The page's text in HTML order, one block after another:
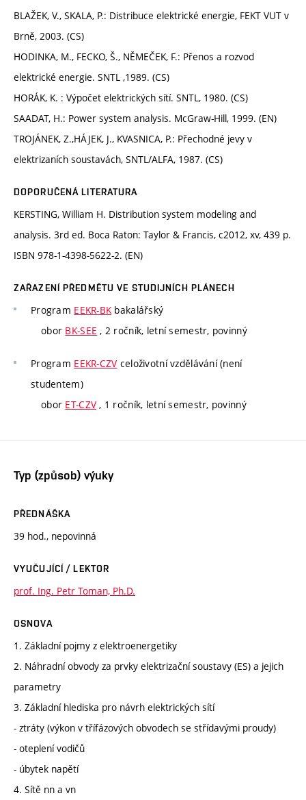
BLAŽEK, V., SKALA, P.: Distribuce elektrické energie, FEKT VUT v
Brně, 2003. (CS)
HODINKA, M., FECKO, Š., NĚMEČEK, F.: Přenos a rozvod
elektrické energie. SNTL ,1989. (CS)
HORÁK, K. : Výpočet elektrických sítí. SNTL, 1980. (CS)
SAADAT, H.: Power system analysis. McGraw-Hill, 1999. (EN)
TROJÁNEK, Z.,HÁJEK, J., KVASNICA, P.: Přechodné jevy v
elektrizaních soustavách, SNTL/ALFA, 1987. (CS)
DOPORUČENÁ LITERATURA
KERSTING, William H. Distribution system modeling and
analysis. 3rd ed. Boca Raton: Taylor & Francis, c2012, xv, 439 p.
ISBN 978-1-4398-5622-2. (EN)
ZAŘAZENÍ PŘEDMĚTU VE STUDIJNÍCH PLÁNECH
Program EEKR-BKbakalářský
obor BK-SEE , 2 ročník, letní semestr, povinný
Program EEKR-CZV celoživotní vzdělávání (není
studentem)
obor ET-CZV , 1 ročník, letní semestr, povinný
Typ (způsob) výuky
PŘEDNÁŠKA
39 hod., nepovinná
VYUČUJÍCÍ / LEKTOR
prof. Ing. Petr Toman, Ph.D.
OSNOVA
1. Základní pojmy z elektroenergetiky
2. Náhradní obvody za prvky elektrizační soustavy (ES) a jejich
parametry
3. Základní hlediska pro návrh elektrických sítí
- ztráty (výkon v třífázových obvodech se střídavými proudy)
- oteplení vodičů
- úbytek napětí
4. Sítě nn a vn